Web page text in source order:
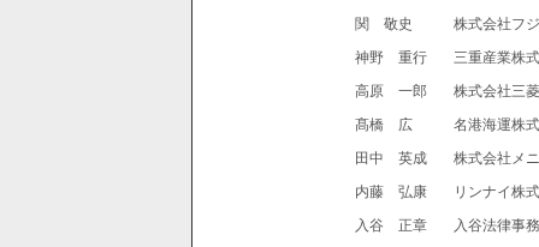
関 敬史
株式会社フ
神野 重行
三重産業株
高原 一郎
株式会社三
髙橋 広
名港海運株
田中 英成
株式会社メ
内藤 弘康
リンナイ株
入谷 正章
入谷法律事